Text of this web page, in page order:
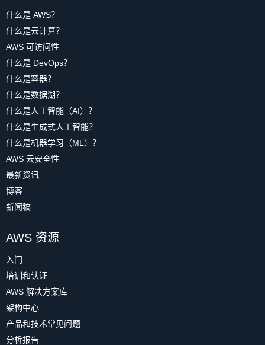
什么是 AWS？
什么是云计算？
AWS 可访问性
什么是 DevOps？
什么是容器？
什么是数据湖？
什么是人工智能（AI）？
什么是生成式人工智能？
什么是机器学习（ML）？
AWS 云安全性
最新资讯
博客
新闻稿
AWS 资源
入门
培训和认证
AWS 解决方案库
架构中心
产品和技术常见问题
分析报告